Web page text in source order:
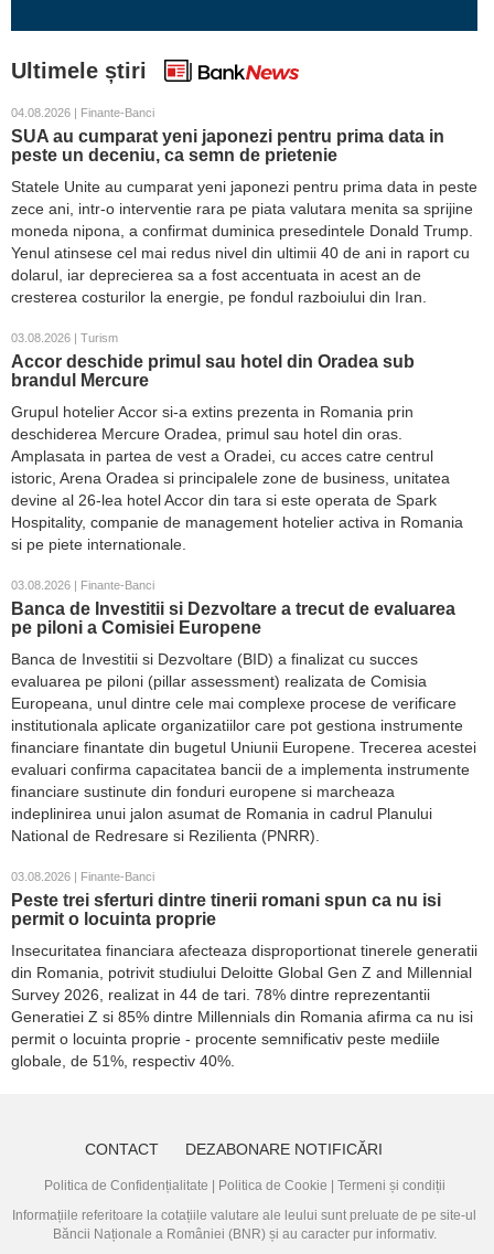
Ultimele știri
04.08.2026 | Finante-Banci
SUA au cumparat yeni japonezi pentru prima data in
peste un deceniu, ca semn de prietenie
Statele Unite au cumparat yeni japonezi pentru prima data in peste
zece ani, intr-o interventie rara pe piata valutara menita sa sprijine
moneda nipona, a confirmat duminica presedintele Donald Trump.
Yenul atinsese cel mai redus nivel din ultimii 40 de ani in raport cu
dolarul, iar deprecierea sa a fost accentuata in acest an de
cresterea costurilor la energie, pe fondul razboiului din Iran.
03.08.2026 | Turism
Accor deschide primul sau hotel din Oradea sub
brandul Mercure
Grupul hotelier Accor si-a extins prezenta in Romania prin
deschiderea Mercure Oradea, primul sau hotel din oras.
Amplasata in partea de vest a Oradei, cu acces catre centrul
istoric, Arena Oradea si principalele zone de business, unitatea
devine al 26-lea hotel Accor din tara si este operata de Spark
Hospitality, companie de management hotelier activa in Romania
si pe piete internationale.
03.08.2026 | Finante-Banci
Banca de Investitii si Dezvoltare a trecut de evaluarea
pe piloni a Comisiei Europene
Banca de Investitii si Dezvoltare (BID) a finalizat cu succes
evaluarea pe piloni (pillar assessment) realizata de Comisia
Europeana, unul dintre cele mai complexe procese de verificare
institutionala aplicate organizatiilor care pot gestiona instrumente
financiare finantate din bugetul Uniunii Europene. Trecerea acestei
evaluari confirma capacitatea bancii de a implementa instrumente
financiare sustinute din fonduri europene si marcheaza
indeplinirea unui jalon asumat de Romania in cadrul Planului
National de Redresare si Rezilienta (PNRR).
03.08.2026 | Finante-Banci
Peste trei sferturi dintre tinerii romani spun ca nu isi
permit o locuinta proprie
Insecuritatea financiara afecteaza disproportionat tinerele generatii
din Romania, potrivit studiului Deloitte Global Gen Z and Millennial
Survey 2026, realizat in 44 de tari. 78% dintre reprezentantii
Generatiei Z si 85% dintre Millennials din Romania afirma ca nu isi
permit o locuinta proprie - procente semnificativ peste mediile
globale, de 51%, respectiv 40%.
CONTACT DEZABONARE NOTIFICĂRI
Politica de Confidențialitate Politica de Cookie
Termeni și condiții
Informațiile referitoare la cotațiile valutare ale leului sunt preluate de pe site-ul
Băncii Naționale a României (BNR)și au caracter pur informativ.